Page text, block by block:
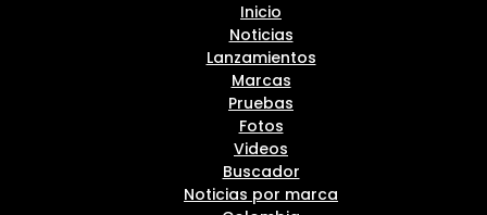
Inicio
Noticias
Lanzamientos
Marcas
Pruebas
Fotos
Videos
Buscador
Noticias por marca